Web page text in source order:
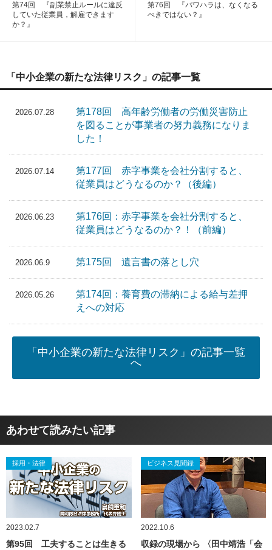
第74回 『副業禁止ルールに違反
していた従業員，解雇できます
か？』
第76回 『パワハラは、なくなる
べきではない？』
「中小企業の新たな法律リスク」の記事一覧
2026.07.28
第178回 高年齢労働者の労働災害防止
を図ることが事業者の努力義務になりま
した！
2026.07.14
第177回 赤字事業を会社分割すると、
従業員はどうなるのか？（後編）
2026.06.23
第176回：赤字事業を会社分割すると、
従業員はどうなるのか？！（前編）
2026.06.9 第175回 遺言書の落とし穴
2026.05.26
第174回：養育費の滞納による給与差押
えへの対応
「中小企業の新たな法律リスク」の記事一覧
へ
あわせて読みたい記事
採用・法律
2023.02.7
第95回 工夫することは生きる
ビジネス見聞録
2022.10.6
収録の現場から 〈田中靖浩「会